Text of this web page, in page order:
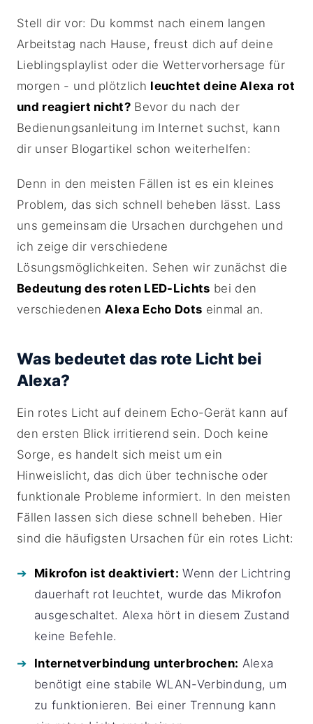
Stell dir vor: Du kommst nach einem langen
Arbeitstag nach Hause, freust dich auf deine
Lieblingsplaylist oder die Wettervorhersage für
morgen - und plötzlich leuchtet deine Alexa rot
und reagiert nicht? Bevor du nach der
Bedienungsanleitung im Internet suchst, kann
dir unser Blogartikel schon weiterhelfen:
Denn in den meisten Fällen ist es ein kleines
Problem, das sich schnell beheben lässt. Lass
uns gemeinsam die Ursachen durchgehen und
ich zeige dir verschiedene
Lösungsmöglichkeiten. Sehen wir zunächst die
Bedeutung des roten LED-Lichts bei den
verschiedenenAlexa Echo Dots einmal an.
Was bedeutet das rote Licht bei
Alexa?
Ein rotes Licht auf deinem Echo-Gerät kann auf
den ersten Blick irritierend sein. Doch keine
Sorge, es handelt sich meist um ein
Hinweislicht, das dich über technische oder
funktionale Probleme informiert. In den meisten
Fällen lassen sich diese schnell beheben. Hier
sind die häufigsten Ursachen für ein rotes Licht:
Mikrofon ist deaktiviert: Wenn der Lichtring
dauerhaft rot leuchtet, wurde das Mikrofon
ausgeschaltet. Alexa hört in diesem Zustand
keine Befehle.
Internetverbindung unterbrochen: Alexa
benötigt eine stabile WLAN-Verbindung, um
zu funktionieren. Bei einer Trennung kann